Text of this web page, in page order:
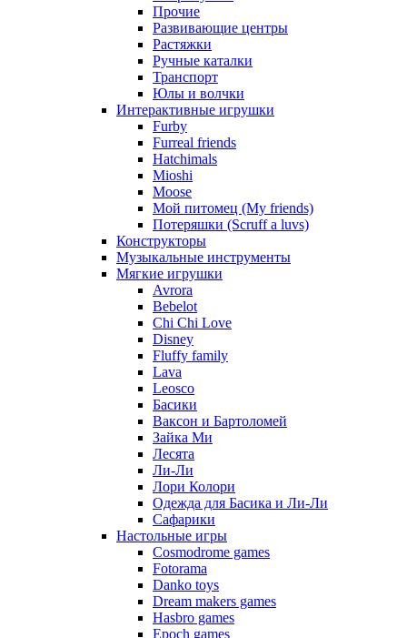
Прочие
Развивающие центры
Растяжки
Ручные каталки
Транспорт
Юлы и волчки
Интерактивные игрушки
Furby
Furreal friends
Hatchimals
Mioshi
Moose
Мой питомец (My friends)
Потеряшки (Scruff a luvs)
Конструкторы
Музыкальные инструменты
Мягкие игрушки
Avrora
Bebelot
Chi Chi Love
Disney
Fluffy family
Lava
Leosco
Басики
Ваксон и Бартоломей
Зайка Ми
Лесята
Ли-Ли
Лори Колори
Одежда для Басика и Ли-Ли
Сафарики
Настольные игры
Cosmodrome games
Fotorama
Danko toys
Dream makers games
Hasbro games
Epoch games